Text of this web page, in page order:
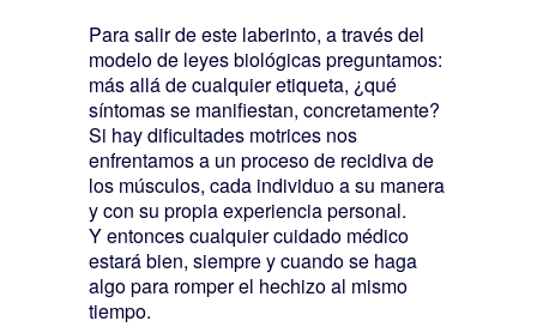
Para salir de este laberinto, a través del
modelo de leyes biológicas preguntamos:
más allá de cualquier etiqueta, ¿qué
síntomas se manifiestan, concretamente?
Si hay dificultades motrices nos
enfrentamos a un proceso de recidiva de
los músculos, cada individuo a su manera
y con su propia experiencia personal.
Y entonces cualquier cuidado médico
estará bien, siempre y cuando se haga
algo para romper el hechizo al mismo
tiempo.